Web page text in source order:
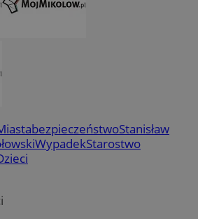
bezpieczeństwoStanisław
WypadekStarostwo